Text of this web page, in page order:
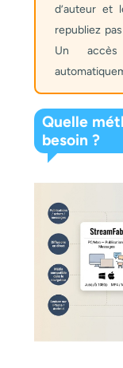
d’auteur et
republiez
Un
Quelle
besoin ?